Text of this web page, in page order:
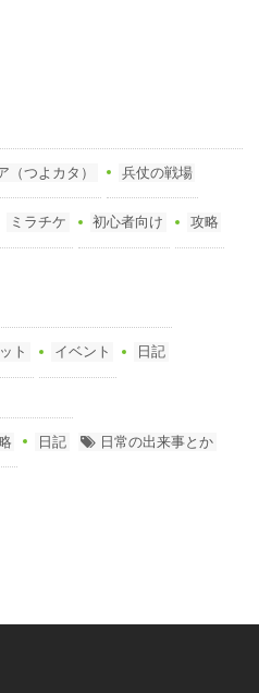
（つよカタ） 兵仗の戦場
ミラチケ 初心者向け 攻略
ト イベント 日記
日記 日常の出来事とか